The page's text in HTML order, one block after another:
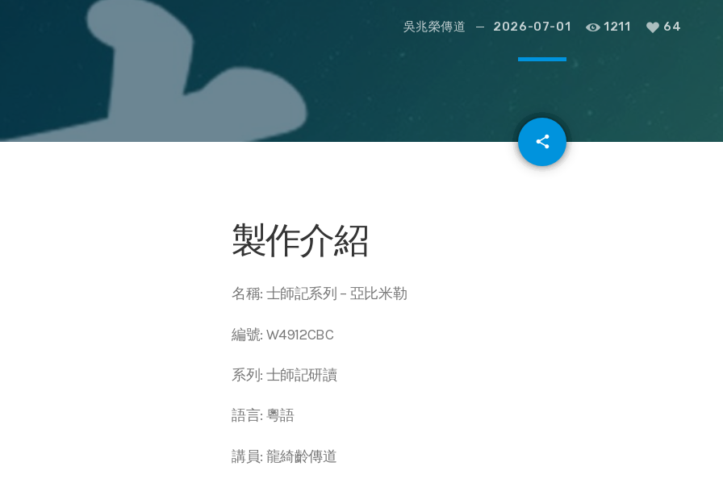
吳兆榮傳道 2026-07-01 1211 64
share
email
製作介紹
名稱: 士師記系列 – 亞比米勒
編號: W4912CBC
系列: 士師記研讀
語言: 粵語
講員: 龍綺齡傳道